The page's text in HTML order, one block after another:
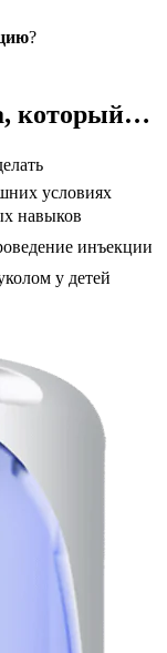
?
который…
условиях
навыков
инъекции
у детей